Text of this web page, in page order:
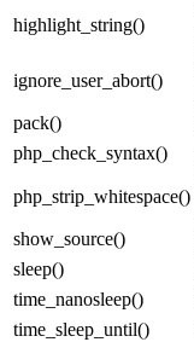
highlight_string()
ignore_user_abort()
pack()
php_check_syntax()
php_strip_whitespace()
show_source()
sleep()
time_nanosleep()
time_sleep_until()